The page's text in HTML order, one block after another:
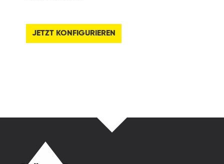
JETZT KONFIGURIEREN